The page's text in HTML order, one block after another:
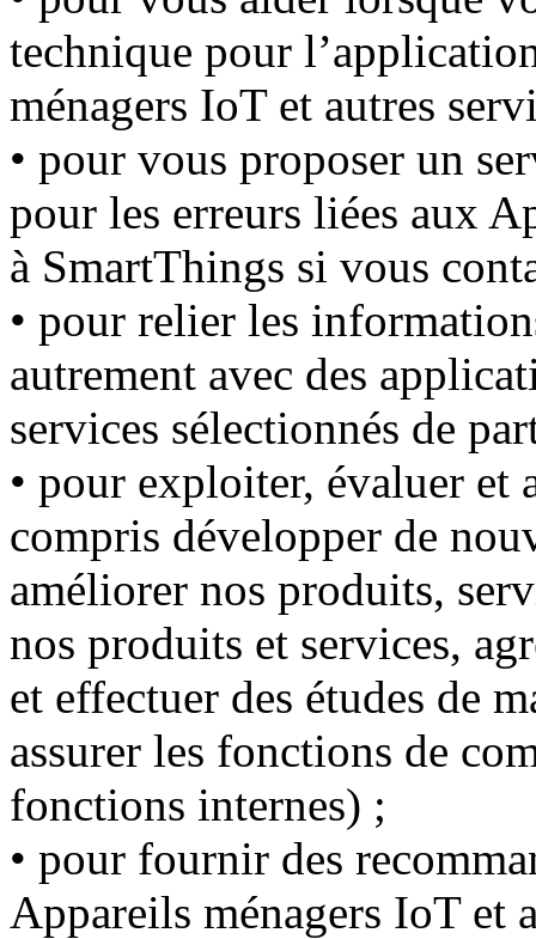
technique pour
ménagers IoT et autres
• pour vous proposer un
pour les erreurs liées aux
à SmartThings si vous
• pour relier les
autrement avec des
services sélectionnés de
• pour exploiter, évaluer
compris développer de
améliorer nos produits,
nos produits et services,
et effectuer des études de
assurer les fonctions de
fonctions internes) ;
• pour fournir des
Appareils ménagers IoT et